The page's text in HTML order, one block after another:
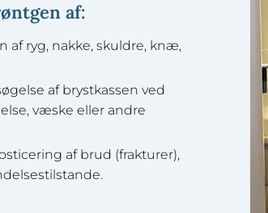
af:
af ryg, nakke, skuldre, knæ,
af brystkassen ved
væske eller andre
af brud (frakturer),